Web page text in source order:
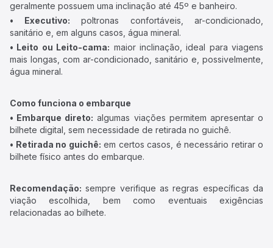
geralmente possuem uma inclinação até 45º e banheiro.
• Executivo: poltronas confortáveis, ar-condicionado,
sanitário e, em alguns casos, água mineral.
• Leito ou Leito-cama: maior inclinação, ideal para viagens
mais longas, com ar-condicionado, sanitário e, possivelmente,
água mineral.
Como funciona o embarque
• Embarque direto: algumas viações permitem apresentar o
bilhete digital, sem necessidade de retirada no guichê.
• Retirada no guichê: em certos casos, é necessário retirar o
bilhete físico antes do embarque.
Recomendação: sempre verifique as regras específicas da
viação escolhida, bem como eventuais exigências
relacionadas ao bilhete.